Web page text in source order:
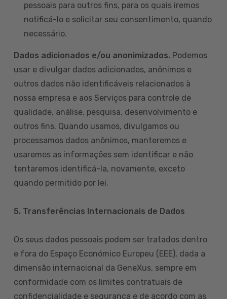
pessoais para outros fins, para os quais iremos
notificá-lo e solicitar seu consentimento, quando
necessário.
Dados adicionados e/ou anonimizados. Podemos
usar e divulgar dados adicionados, anônimos e
outros dados não identificáveis relacionados à
nossa empresa e aos Serviços para controle de
qualidade, análise, pesquisa, desenvolvimento e
outros fins. Quando usamos, divulgamos ou
processamos dados anônimos, manteremos e
usaremos as informações sem identificar e não
tentaremos identificá-la, novamente, exceto
quando permitido por lei.
5. Transferências Internacionais de Dados
Os seus dados pessoais podem ser tratados dentro
e fora do Espaço Económico Europeu (EEE), dada a
dimensão internacional da GeneXus, sempre em
conformidade com os limites contratuais de
confidencialidade e segurança e de acordo com as